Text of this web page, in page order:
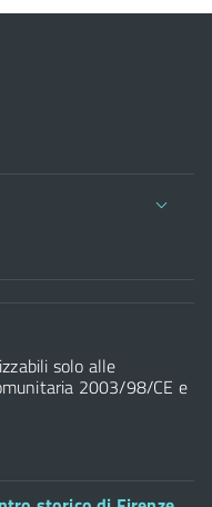
solo alle
2003/98/CE e